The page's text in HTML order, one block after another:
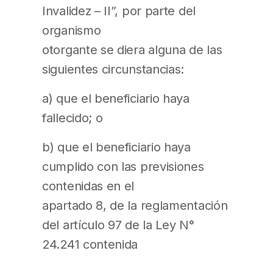
Invalidez – II”, por parte del
organismo
otorgante se diera alguna de las
siguientes circunstancias:
a) que el beneficiario haya
fallecido; o
b) que el beneficiario haya
cumplido con las previsiones
contenidas en el
apartado 8, de la reglamentación
del artículo 97 de la Ley N°
24.241 contenida